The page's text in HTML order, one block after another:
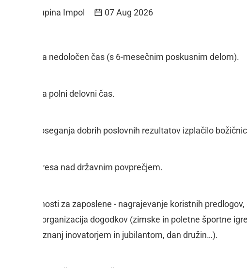
Skupina Impol 07 Aug 2026
Zaposlitev za nedoločen čas (s 6-mesečnim poskusnim delom).
Zaposlitev za polni delovni čas.
V primeru doseganja dobrih poslovnih rezultatov izplačilo
Izplačilo regresa nad državnim povprečjem.
Druge ugodnosti za zaposlene - nagrajevanje koristnih
varčevanje, organizacija dogodkov (zimske in poletne športne
podelitve priznanj inovatorjem in jubilantom, dan družin…).